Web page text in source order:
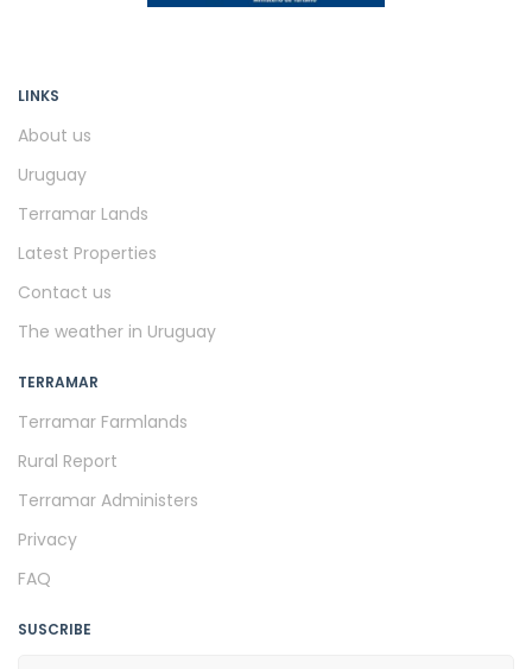
LINKS
About us
Uruguay
Terramar Lands
Latest Properties
Contact us
The weather in Uruguay
TERRAMAR
Terramar Farmlands
Rural Report
Terramar Administers
Privacy
FAQ
SUSCRIBE